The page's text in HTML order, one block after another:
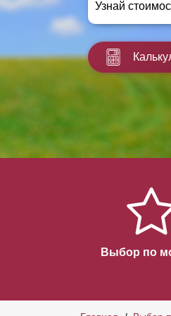
Заборы
Забор
Узнай
Выбор по